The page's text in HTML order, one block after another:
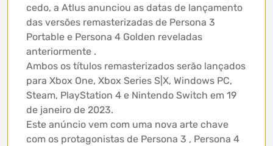
cedo, a Atlus anunciou as datas de lançamento
das versões remasterizadas de Persona 3
Portable e Persona 4 Golden reveladas
anteriormente .
Ambos os títulos remasterizados serão lançados
para Xbox One, Xbox Series S|X, Windows PC,
Steam, PlayStation 4 e Nintendo Switch em 19
de janeiro de 2023.
Este anúncio vem com uma nova arte chave
com os protagonistas de Persona 3 , Persona 4